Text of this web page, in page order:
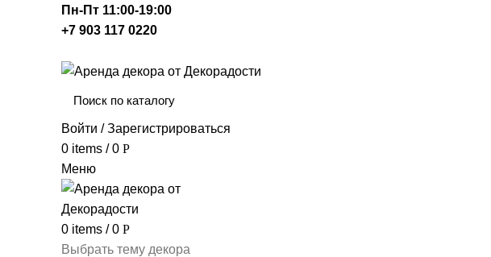
Пн-Пт 11:00-19:00
+7 903 117 0220
Войти / Зарегистрироваться
0 items / 0 Р
Меню
0 items / 0 Р
Выбрать тему декора